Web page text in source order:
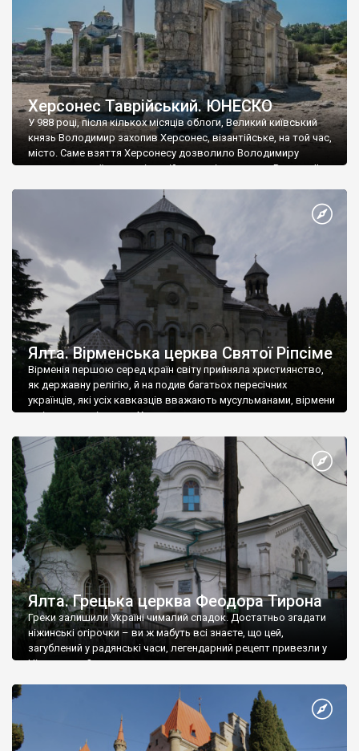
Херсонес Таврійський. ЮНЕСКО
У 988 році, після кількох місяців облоги, Великий київський
князь Володимир захопив Херсонес, візантійське, на той час,
місто. Саме взяття Херсонесу дозволило Володимиру
диктувати свої умови візантійському імператору Василю ІІ, та
Херсонесі Володимир-язичник, став Василем-християнином.
А потім було Хрещення Русі. На честь Херсонесу Таврійського
Ялта. Вірменська церква Святої Ріпсіме
Вірменія першою серед країн світу прийняла християнство,
як державну релігію, й на подив багатьох пересічних
українців, які усіх кавказців вважають мусульманами, вірмени
є відданими вірянами Христа
Ялта. Грецька церква Феодора Тирона
Греки залишили Україні чималий спадок. Достатньо згадати
ніжинські огірочки – ви ж мабуть всі знаєте, що цей,
загублений у радянські часи, легендарний рецепт привезли у
Ніжин греки?